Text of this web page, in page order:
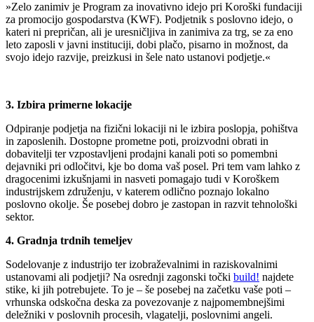
»Zelo zanimiv je Program za inovativno idejo pri Koroški fundaciji
za promocijo gospodarstva (KWF). Podjetnik s poslovno idejo, o
kateri ni prepričan, ali je uresničljiva in zanimiva za trg, se za eno
leto zaposli v javni instituciji, dobi plačo, pisarno in možnost, da
svojo idejo razvije, preizkusi in šele nato ustanovi podjetje.«
3. Izbira primerne lokacije
Odpiranje podjetja na fizični lokaciji ni le izbira poslopja, pohištva
in zaposlenih. Dostopne prometne poti, proizvodni obrati in
dobavitelji ter vzpostavljeni prodajni kanali poti so pomembni
dejavniki pri odločitvi, kje bo doma vaš posel. Pri tem vam lahko z
dragocenimi izkušnjami in nasveti pomagajo tudi v Koroškem
industrijskem združenju, v katerem odlično poznajo lokalno
poslovno okolje. Še posebej dobro je zastopan in razvit tehnološki
sektor.
4. Gradnja trdnih temeljev
Sodelovanje z industrijo ter izobraževalnimi in raziskovalnimi
ustanovami ali podjetji? Na osrednji zagonski točki build! najdete
stike, ki jih potrebujete. To je – še posebej na začetku vaše poti –
vrhunska odskočna deska za povezovanje z najpomembnejšimi
deležniki v poslovnih procesih, vlagatelji, poslovnimi angeli.